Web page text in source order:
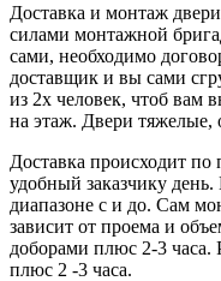
Доставка и монтаж
силами монтажной
сами, необходимо
доставщик и вы сами
из 2х человек, чтоб вам
на этаж. Двери тяжелые,
Доставка происходит по
удобный заказчику день.
диапазоне с и до. Сам
зависит от проема и
доборами плюс 2-3
плюс 2 -3 часа.